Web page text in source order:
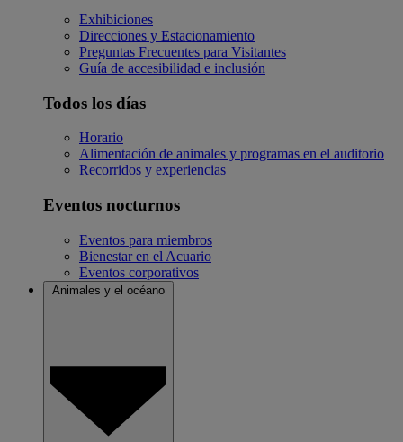
Exhibiciones
Direcciones y Estacionamiento
Preguntas Frecuentes para Visitantes
Guía de accesibilidad e inclusión
Todos los días
Horario
Alimentación de animales y programas en el auditorio
Recorridos y experiencias
Eventos nocturnos
Eventos para miembros
Bienestar en el Acuario
Eventos corporativos
Animales y el océano